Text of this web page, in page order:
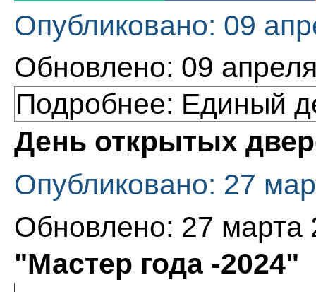
Опубликовано: 09
Обновлено: 09
Подробнее: Единый
День открытых
Опубликовано: 27
Обновлено: 27 марта
"Мастер года -2024"